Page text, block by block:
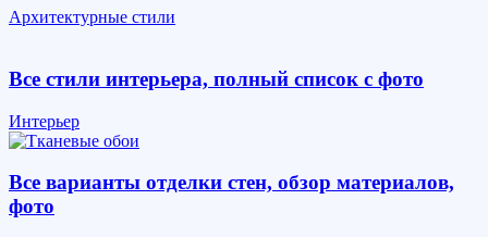
Архитектурные стили
Все стили интерьера, полный список с фото
Интерьер
Все варианты отделки стен, обзор материалов,
фото